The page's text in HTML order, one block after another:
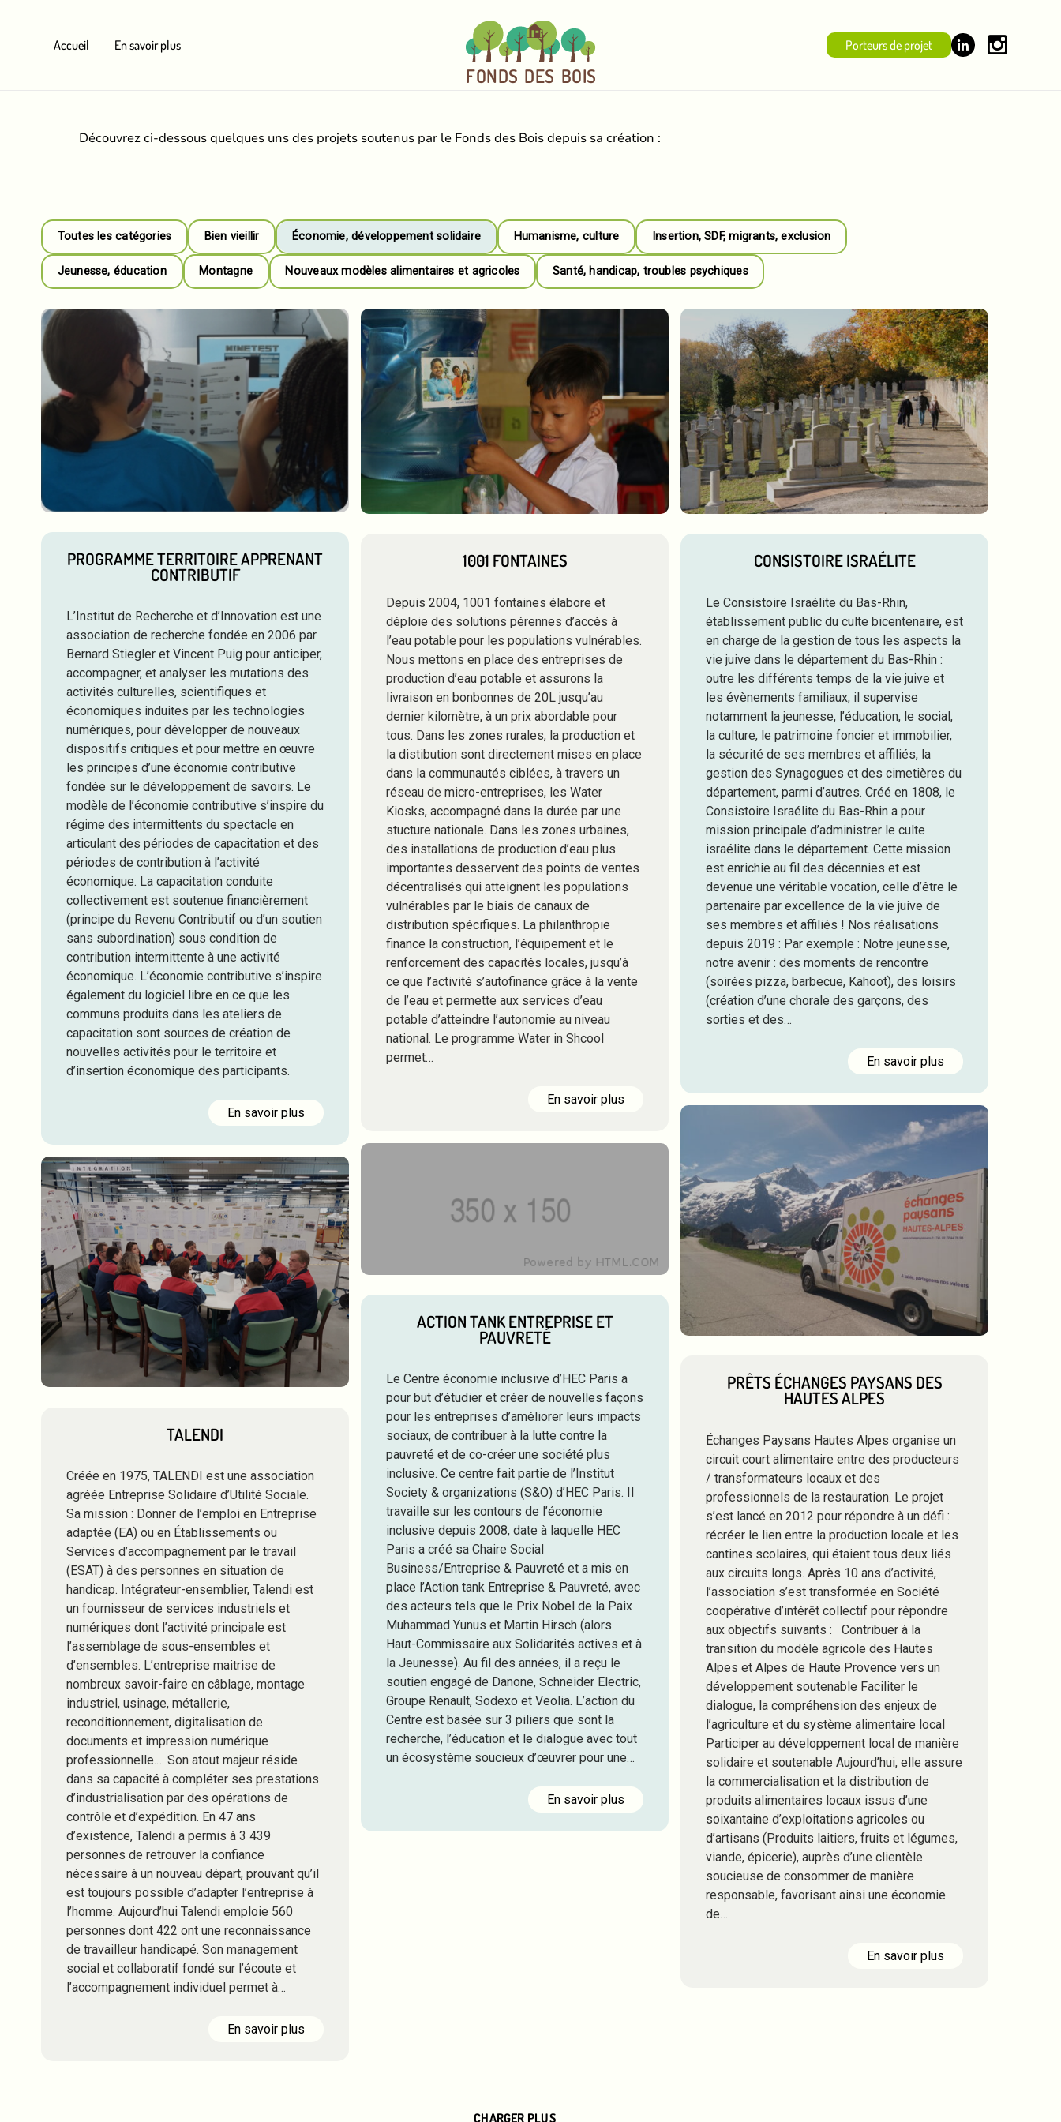
Accueil En savoir plus
FONDS DES BOIS
Porteurs de projet
Découvrez ci-dessous quelques uns des projets soutenus par le Fonds des Bois depuis sa création :
Toutes les catégories Bien vieillir Économie, développement solidaire Humanisme, culture Insertion, SDF, migrants, exclusion
Jeunesse, éducation Montagne Nouveaux modèles alimentaires et agricoles Santé, handicap, troubles psychiques
PROGRAMME TERRITOIRE APPRENANT
CONTRIBUTIF
L’Institut de Recherche et d’Innovation est une
association de recherche fondée en 2006 par
Bernard Stiegler et Vincent Puig pour anticiper,
accompagner, et analyser les mutations des
activités culturelles, scientifiques et
économiques induites par les technologies
numériques, pour développer de nouveaux
dispositifs critiques et pour mettre en œuvre
les principes d’une économie contributive
fondée sur le développement de savoirs. Le
modèle de l’économie contributive s’inspire du
régime des intermittents du spectacle en
articulant des périodes de capacitation et des
périodes de contribution à l’activité
économique. La capacitation conduite
collectivement est soutenue financièrement
(principe du Revenu Contributif ou d’un soutien
sans subordination) sous condition de
contribution intermittente à une activité
économique. L’économie contributive s’inspire
également du logiciel libre en ce que les
communs produits dans les ateliers de
capacitation sont sources de création de
nouvelles activités pour le territoire et
d’insertion économique des participants.
En savoir plus
1001 FONTAINES
Depuis 2004, 1001 fontaines élabore et
déploie des solutions pérennes d’accès à
l’eau potable pour les populations vulnérables.
Nous mettons en place des entreprises de
production d’eau potable et assurons la
livraison en bonbonnes de 20L jusqu’au
dernier kilomètre, à un prix abordable pour
tous. Dans les zones rurales, la production et
la distibution sont directement mises en place
dans la communautés ciblées, à travers un
réseau de micro-entreprises, les Water
Kiosks, accompagné dans la durée par une
stucture nationale. Dans les zones urbaines,
des installations de production d’eau plus
importantes desservent des points de ventes
décentralisés qui atteignent les populations
vulnérables par le biais de canaux de
distribution spécifiques. La philanthropie
finance la construction, l’équipement et le
renforcement des capacités locales, jusqu’à
ce que l’activité s’autofinance grâce à la vente
de l’eau et permette aux services d’eau
potable d’atteindre l’autonomie au niveau
national. Le programme Water in Shcool
permet…
En savoir plus
CONSISTOIRE ISRAÉLITE
Le Consistoire Israélite du Bas-Rhin,
établissement public du culte bicentenaire, est
en charge de la gestion de tous les aspects la
vie juive dans le département du Bas-Rhin :
outre les différents temps de la vie juive et
les évènements familiaux, il supervise
notamment la jeunesse, l’éducation, le social,
la culture, le patrimoine foncier et immobilier,
la sécurité de ses membres et affiliés, la
gestion des Synagogues et des cimetières du
département, parmi d’autres. Créé en 1808, le
Consistoire Israélite du Bas-Rhin a pour
mission principale d’administrer le culte
israélite dans le département. Cette mission
est enrichie au fil des décennies et est
devenue une véritable vocation, celle d’être le
partenaire par excellence de la vie juive de
ses membres et affiliés ! Nos réalisations
depuis 2019 : Par exemple : Notre jeunesse,
notre avenir : des moments de rencontre
(soirées pizza, barbecue, Kahoot), des loisirs
(création d’une chorale des garçons, des
sorties et des…
En savoir plus
PRÊTS ÉCHANGES PAYSANS DES
HAUTES ALPES
Échanges Paysans Hautes Alpes organise un
circuit court alimentaire entre des producteurs
/ transformateurs locaux et des
professionnels de la restauration. Le projet
s’est lancé en 2012 pour répondre à un défi :
récréer le lien entre la production locale et les
cantines scolaires, qui étaient tous deux liés
aux circuits longs. Après 10 ans d’activité,
l’association s’est transformée en Société
coopérative d’intérêt collectif pour répondre
aux objectifs suivants : Contribuer à la
transition du modèle agricole des Hautes
Alpes et Alpes de Haute Provence vers un
développement soutenable Faciliter le
dialogue, la compréhension des enjeux de
l’agriculture et du système alimentaire local
Participer au développement local de manière
solidaire et soutenable Aujourd’hui, elle assure
la commercialisation et la distribution de
produits alimentaires locaux issus d’une
soixantaine d’exploitations agricoles ou
d’artisans (Produits laitiers, fruits et légumes,
viande, épicerie), auprès d’une clientèle
soucieuse de consommer de manière
responsable, favorisant ainsi une économie
de…
En savoir plus
ACTION TANK ENTREPRISE ET
PAUVRETÉ
Le Centre économie inclusive d’HEC Paris a
pour but d’étudier et créer de nouvelles façons
pour les entreprises d’améliorer leurs impacts
sociaux, de contribuer à la lutte contre la
pauvreté et de co-créer une société plus
inclusive. Ce centre fait partie de l’Institut
Society & organizations (S&O) d’HEC Paris. Il
travaille sur les contours de l’économie
inclusive depuis 2008, date à laquelle HEC
Paris a créé sa Chaire Social
Business/Entreprise & Pauvreté et a mis en
place l’Action tank Entreprise & Pauvreté, avec
des acteurs tels que le Prix Nobel de la Paix
Muhammad Yunus et Martin Hirsch (alors
Haut-Commissaire aux Solidarités actives et à
la Jeunesse). Au fil des années, il a reçu le
soutien engagé de Danone, Schneider Electric,
Groupe Renault, Sodexo et Veolia. L’action du
Centre est basée sur 3 piliers que sont la
recherche, l’éducation et le dialogue avec tout
un écosystème soucieux d’œuvrer pour une…
En savoir plus
TALENDI
Créée en 1975, TALENDI est une association
agréée Entreprise Solidaire d’Utilité Sociale.
Sa mission : Donner de l’emploi en Entreprise
adaptée (EA) ou en Établissements ou
Services d’accompagnement par le travail
(ESAT) à des personnes en situation de
handicap. Intégrateur-ensemblier, Talendi est
un fournisseur de services industriels et
numériques dont l’activité principale est
l’assemblage de sous-ensembles et
d’ensembles. L’entreprise maitrise de
nombreux savoir-faire en câblage, montage
industriel, usinage, métallerie,
reconditionnement, digitalisation de
documents et impression numérique
professionnelle.… Son atout majeur réside
dans sa capacité à compléter ses prestations
d’industrialisation par des opérations de
contrôle et d’expédition. En 47 ans
d’existence, Talendi a permis à 3 439
personnes de retrouver la confiance
nécessaire à un nouveau départ, prouvant qu’il
est toujours possible d’adapter l’entreprise à
l’homme. Aujourd’hui Talendi emploie 560
personnes dont 422 ont une reconnaissance
de travailleur handicapé. Son management
social et collaboratif fondé sur l’écoute et
l’accompagnement individuel permet à…
En savoir plus
CHARGER PLUS